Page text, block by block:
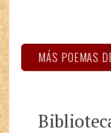
MÁS POEMAS